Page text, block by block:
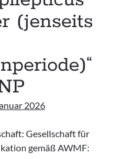
(jenseits
2026
Gesellschaft für
gemäß AWMF: